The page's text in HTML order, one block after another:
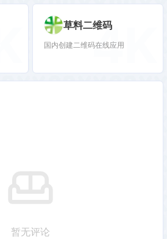
草料二维码
国内创建二维码在线应用
4K
暂无评论